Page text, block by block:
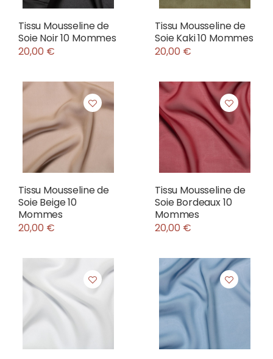
Tissu Mousseline de
Soie Noir 10 Mommes
20,00 €
Tissu Mousseline de
Soie Kaki 10 Mommes
20,00 €
Tissu Mousseline de
Soie Beige 10
Mommes
20,00 €
Tissu Mousseline de
Soie Bordeaux 10
Mommes
20,00 €